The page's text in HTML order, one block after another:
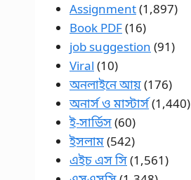
Assignment(1,897)
Book PDF(16)
job suggestion (91)
Viral (10)
অনলাইনে আয়(176)
অনার্স ও মাস্টার্স(1,440)
ই-সার্ভিস(60)
ইসলাম(542)
এইচ এস সি(1,561)